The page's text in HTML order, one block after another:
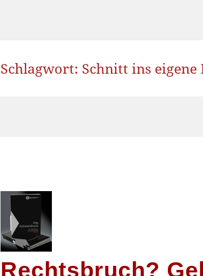
Schlagwort: Schnitt ins eigene
Rechtsbruch?